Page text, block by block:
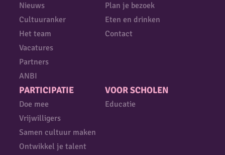
Nieuws
Cultuuranker
Het team
Vacatures
Partners
ANBI
Plan je bezoek
Eten en drinken
Contact
PARTICIPATIE
Doe mee
Vrijwilligers
Samen cultuur maken
Ontwikkel je talent
VOOR SCHOLEN
Educatie